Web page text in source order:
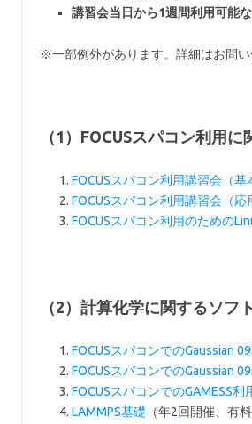
講習会当日から1週間利用可能
※一部例外があります。詳細はお問い
（1）FOCUSスパコン利用
FOCUSスパコン利用講習会（基
FOCUSスパコン利用講習会（応
FOCUSスパコン利用のための
（2）計算化学に関するソフ
FOCUSスパコンでのGaussian
FOCUSスパコンでのGaussian
FOCUSスパコンでのGAMESS利
LAMMPS基礎 （年2回開催、有料